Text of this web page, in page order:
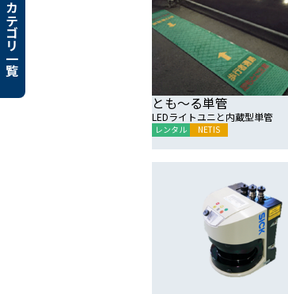
とも～る単管
LEDライトユニと内蔵型単管
レンタル NETIS
カテゴリ一覧